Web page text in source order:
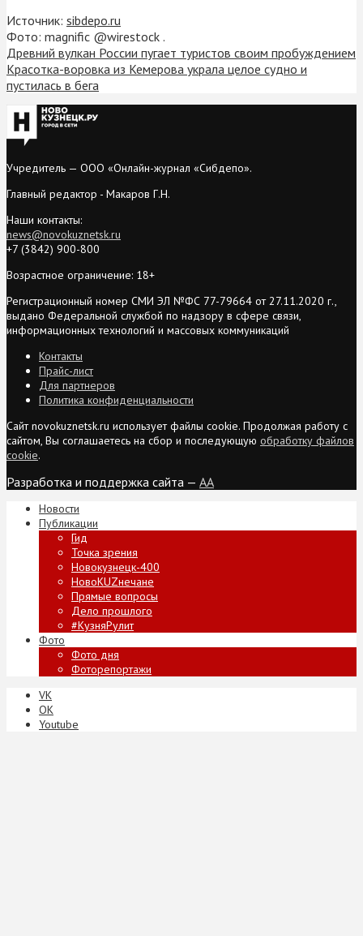
Источник: sibdepo.ru
Фото: magnific @wirestock .
Древний вулкан России пугает туристов своим пробуждением
Красотка-воровка из Кемерова украла целое судно и
пустилась в бега
Учредитель — ООО «Онлайн-журнал «Сибдепо».
Главный редактор - Макаров Г.Н.
Наши контакты:
news@novokuznetsk.ru
+7 (3842) 900-800
Возрастное ограничение: 18+
Регистрационный номер СМИ ЭЛ №ФС 77-79664 от 27.11.2020 г.,
выдано Федеральной службой по надзору в сфере связи,
информационных технологий и массовых коммуникаций
Контакты
Прайс-лист
Для партнеров
Политика конфиденциальности
Сайт novokuznetsk.ru использует файлы cookie. Продолжая работу с
сайтом, Вы соглашаетесь на сбор и последующую обработку файлов
cookie.
Разработка и поддержка сайта — AA
Новости
Публикации
Гид
Точка зрения
Новокузнецк-400
НовоKUZнечане
Прямые вопросы
Дело прошлого
#КузняРулит
Фото
Фото дня
Фоторепортажи
VK
ОК
Youtube